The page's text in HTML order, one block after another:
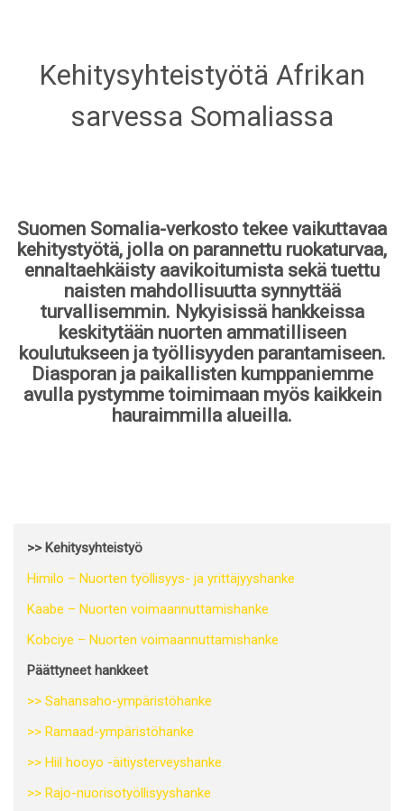
Kehitysyhteistyötä Afrikan
sarvessa Somaliassa
Suomen Somalia-verkosto tekee vaikuttavaa
kehitystyötä, jolla on parannettu ruokaturvaa,
ennaltaehkäisty aavikoitumista sekä tuettu
naisten mahdollisuutta synnyttää
turvallisemmin. Nykyisissä hankkeissa
keskitytään nuorten ammatilliseen
koulutukseen ja työllisyyden parantamiseen.
Diasporan ja paikallisten kumppaniemme
avulla pystymme toimimaan myös kaikkein
hauraimmilla alueilla.
>> Kehitysyhteistyö
Himilo – Nuorten työllisyys- ja yrittäjyyshanke
Kaabe – Nuorten voimaannuttamishanke
Kobciye – Nuorten voimaannuttamishanke
Päättyneet hankkeet
>> Sahansaho-ympäristöhanke
>> Ramaad-ympäristöhanke
>> Hiil hooyo -äitiysterveyshanke
>> Rajo-nuorisotyöllisyyshanke